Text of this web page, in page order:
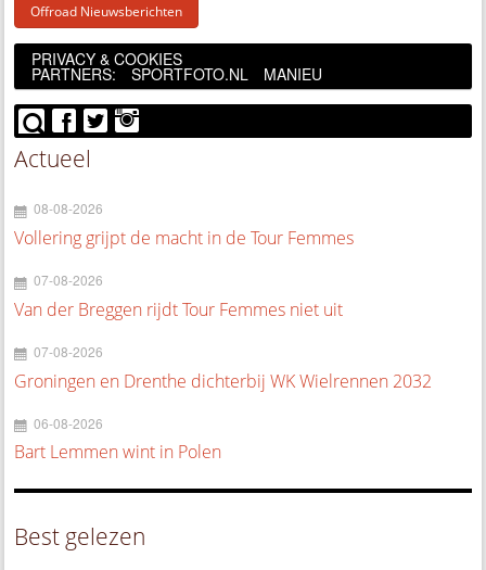
Offroad Nieuwsberichten
PRIVACY & COOKIES
PARTNERS: SPORTFOTO.NL MANIEU
Actueel
08-08-2026
Vollering grijpt de macht in de Tour Femmes
07-08-2026
Van der Breggen rijdt Tour Femmes niet uit
07-08-2026
Groningen en Drenthe dichterbij WK Wielrennen 2032
06-08-2026
Bart Lemmen wint in Polen
Best gelezen